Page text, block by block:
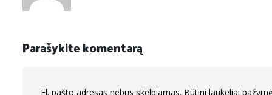
Parašykite komentarą
El. pašto adresas nebus skelbiamas. Būtini laukeliai